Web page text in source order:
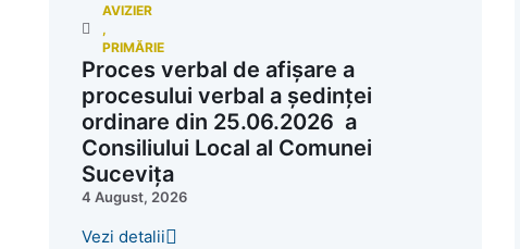
AVIZIER
,
PRIMĂRIE
Proces verbal de afișare a
procesului verbal a ședinței
ordinare din 25.06.2026 a
Consiliului Local al Comunei
Sucevița
4 August, 2026
Vezi detalii